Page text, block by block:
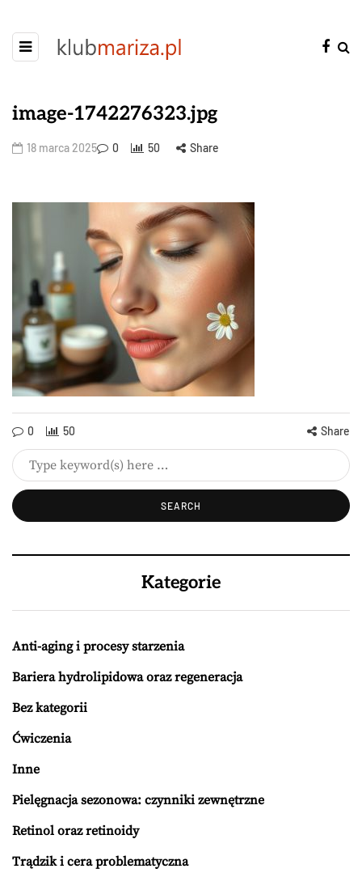
image-1742276323.jpg
18 marca 2025 0 50 Share
0 50 Share
Kategorie
Anti-aging i procesy starzenia
Bariera hydrolipidowa oraz regeneracja
Bez kategorii
Ćwiczenia
Inne
Pielęgnacja sezonowa: czynniki zewnętrzne
Retinol oraz retinoidy
Trądzik i cera problematyczna